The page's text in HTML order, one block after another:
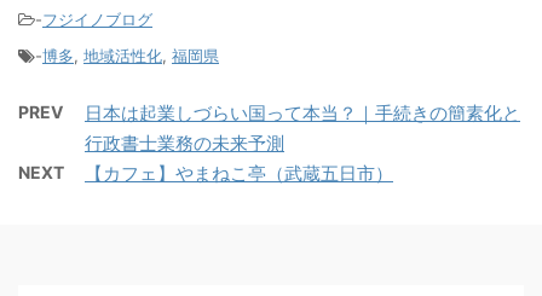
-フジイノブログ
-博多, 地域活性化, 福岡県
PREV
日本は起業しづらい国って本当？｜手続きの簡素化と
行政書士業務の未来予測
NEXT 【カフェ】やまねこ亭（武蔵五日市）